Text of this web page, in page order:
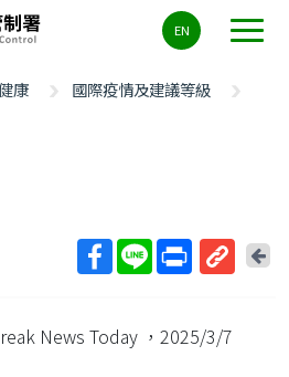
EN
康
國際疫情及建議等級
短
回
News Today ，2025/3/7